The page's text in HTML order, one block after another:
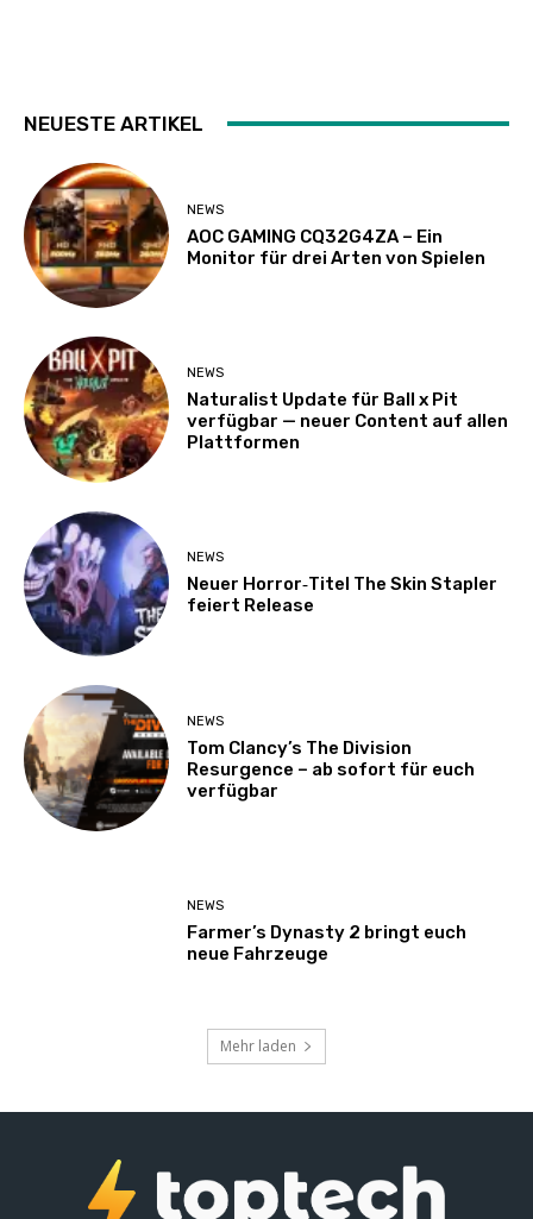
NEUESTE ARTIKEL
NEWS
AOC GAMING CQ32G4ZA – Ein
Monitor für drei Arten von Spielen
NEWS
Naturalist Update für Ball x Pit
verfügbar — neuer Content auf allen
Plattformen
NEWS
Neuer Horror‑Titel The Skin Stapler
feiert Release
NEWS
Tom Clancy’s The Division
Resurgence – ab sofort für euch
verfügbar
NEWS
Farmer’s Dynasty 2 bringt euch
neue Fahrzeuge
Mehr laden